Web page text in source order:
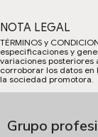
NOTA LEGAL
TÉRMINOS y
especificaciones y
variaciones posteriores
corroborar los datos en
la sociedad promotora.
Grupo